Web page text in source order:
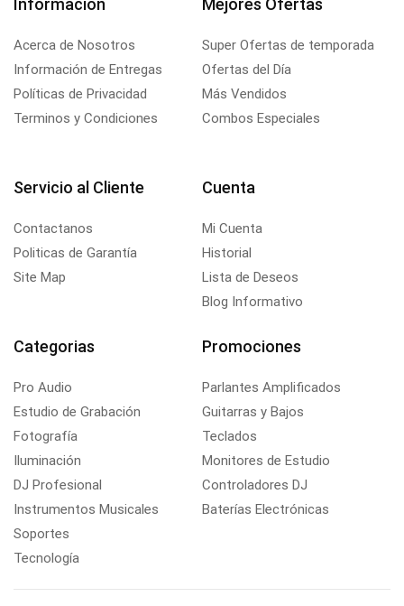
Información
Acerca de Nosotros
Información de Entregas
Políticas de Privacidad
Terminos y Condiciones
Mejores Ofertas
Super Ofertas de temporada
Ofertas del Día
Más Vendidos
Combos Especiales
Servicio al Cliente
Contactanos
Politicas de Garantía
Site Map
Cuenta
Mi Cuenta
Historial
Lista de Deseos
Blog Informativo
Categorias
Pro Audio
Estudio de Grabación
Fotografía
Iluminación
DJ Profesional
Instrumentos Musicales
Soportes
Tecnología
Promociones
Parlantes Amplificados
Guitarras y Bajos
Teclados
Monitores de Estudio
Controladores DJ
Baterías Electrónicas